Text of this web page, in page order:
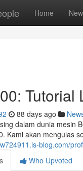
Home New
88 days ago
dalam dunia mesin
Kami akan mengulas
blog.com/
Who Upvoted